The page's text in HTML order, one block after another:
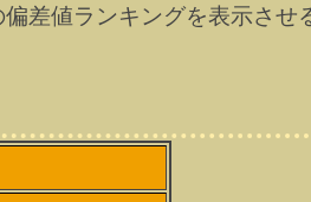
差値ランキングを表示させ